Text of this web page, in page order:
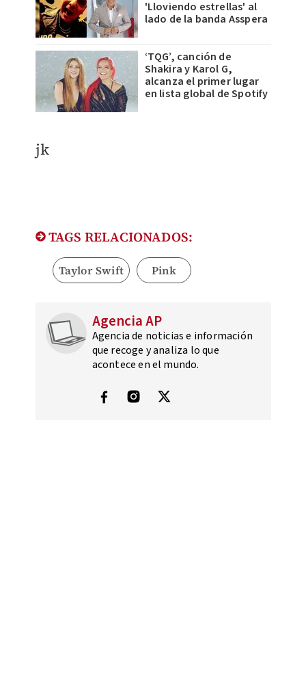
'Lloviendo estrellas' al
lado de la banda Asspera
‘TQG’, canción de
Shakira y Karol G,
alcanza el primer lugar
en lista global de Spotify
jk
TAGS RELACIONADOS:
Taylor Swift Pink
Agencia AP
Agencia de noticias e información
que recoge y analiza lo que
acontece en el mundo.